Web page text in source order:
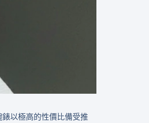
以極高的性價比備受推